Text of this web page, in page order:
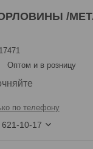
/
Оптом и в розницу
по телефону
10-17